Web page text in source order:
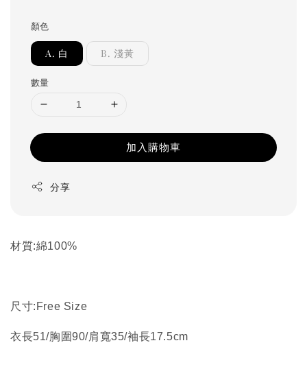
顏色
A. 白 B. 淺黃
數量
加入購物車
分享
材質:綿100%
尺寸:Free Size
衣長51/胸圍90/肩寬35/袖長17.5cm